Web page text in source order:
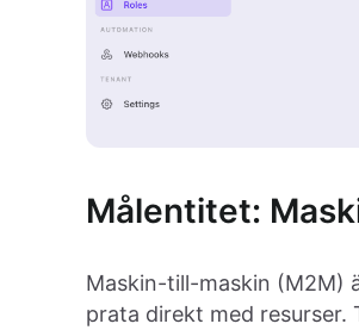
Målentitet:
Maskin-till-maskin (M2M)
prata direkt med resurser.